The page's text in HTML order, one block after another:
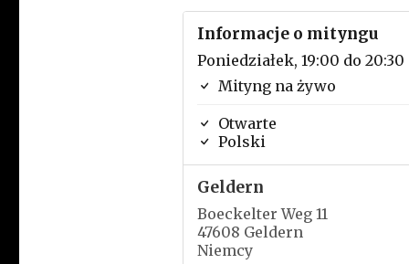
Informacje o mityngu
Poniedziałek, 19:00 do 20:30
Mityng na żywo
Otwarte
Polski
Geldern
Boeckelter Weg 11
47608 Geldern
Niemcy